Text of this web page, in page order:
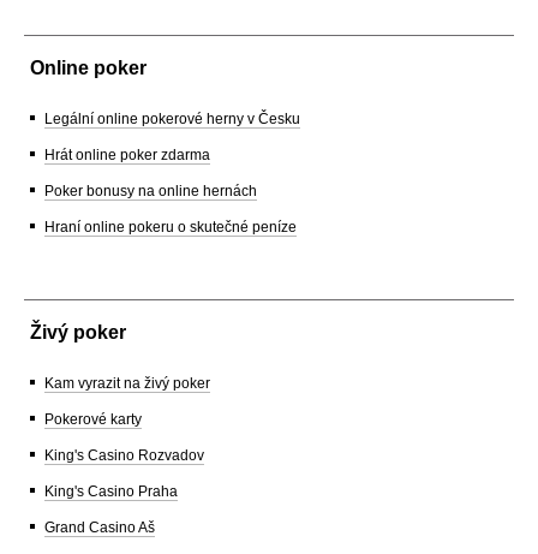
Online poker
Legální online pokerové herny v Česku
Hrát online poker zdarma
Poker bonusy na online hernách
Hraní online pokeru o skutečné peníze
Živý poker
Kam vyrazit na živý poker
Pokerové karty
King's Casino Rozvadov
King's Casino Praha
Grand Casino Aš